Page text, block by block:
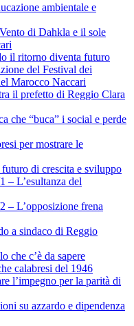
ambientale e
di Dahkla e il sole
il ritorno diventa futuro
del Festival dei
Marocco Naccari
il prefetto di Reggio Clara
che “buca” i social e perde
per mostrare le
di crescita e sviluppo
– L’esultanza del
– L’opposizione frena
a sindaco di Reggio
che c’è da sapere
calabresi del 1946
l’impegno per la parità di
su azzardo e dipendenza